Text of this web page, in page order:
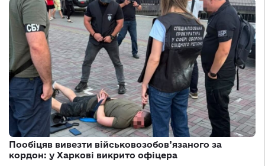
Пообіцяв вивезти військовозобов’язаного за
кордон: у Харкові викрито офіцера